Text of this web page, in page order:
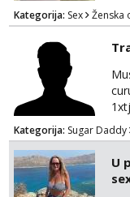
Kategorija: Sex Ženska
Kategorija: Sugar Daddy
U